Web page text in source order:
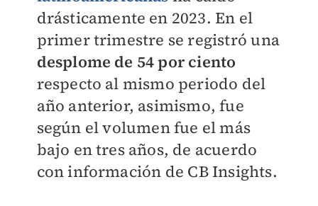
drásticamente en 2023. En el
primer trimestre se registró una
desplome de 54 por ciento
respecto al mismo periodo del
año anterior, asimismo, fue
según el volumen fue el más
bajo en tres años, de acuerdo
con información de CB Insights.